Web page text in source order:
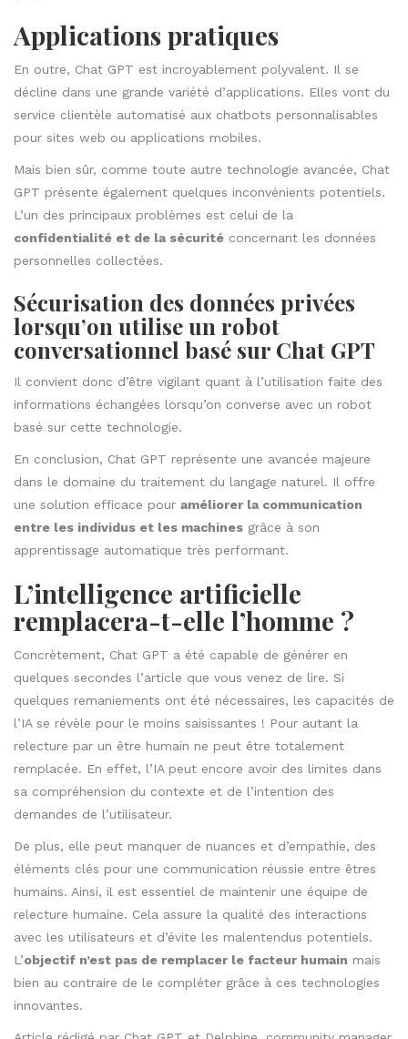
Applications pratiques
En outre, Chat GPT est incroyablement polyvalent. Il se
décline dans une grande variété d’applications. Elles vont du
service clientèle automatisé aux chatbots personnalisables
pour sites web ou applications mobiles.
Mais bien sûr, comme toute autre technologie avancée, Chat
GPT présente également quelques inconvénients potentiels.
L’un des principaux problèmes est celui de la
confidentialité et de la sécurité concernant les données
personnelles collectées.
Sécurisation des données privées
lorsqu’on utilise un robot
conversationnel basé sur Chat GPT
Il convient donc d’être vigilant quant à l’utilisation faite des
informations échangées lorsqu’on converse avec un robot
basé sur cette technologie.
En conclusion, Chat GPT représente une avancée majeure
dans le domaine du traitement du langage naturel. Il offre
une solution efficace pour améliorer la communication
entre les individus et les machines grâce à son
apprentissage automatique très performant.
L’intelligence artificielle
remplacera-t-elle l’homme ?
Concrètement, Chat GPT a été capable de générer en
quelques secondes l’article que vous venez de lire. Si
quelques remaniements ont été nécessaires, les capacités de
l’IA se révèle pour le moins saisissantes ! Pour autant la
relecture par un être humain ne peut être totalement
remplacée. En effet, l’IA peut encore avoir des limites dans
sa compréhension du contexte et de l’intention des
demandes de l’utilisateur.
De plus, elle peut manquer de nuances et d’empathie, des
éléments clés pour une communication réussie entre êtres
humains. Ainsi, il est essentiel de maintenir une équipe de
relecture humaine. Cela assure la qualité des interactions
avec les utilisateurs et d’évite les malentendus potentiels.
L’objectif n’est pas de remplacer le facteur humain mais
bien au contraire de le compléter grâce à ces technologies
innovantes.